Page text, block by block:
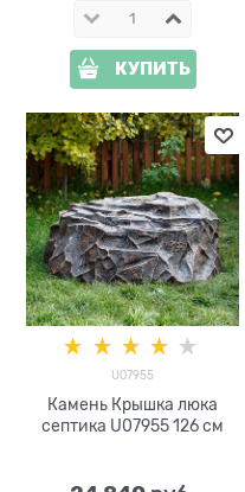
КУПИТЬ
U07955
Камень Крышка люка
септика U07955 126 см